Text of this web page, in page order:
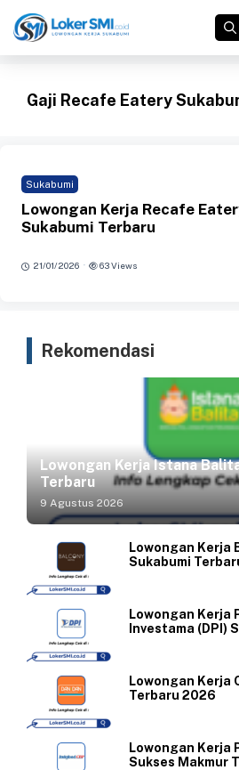
ke
Gaji Recafe Eatery
Sukabumi
Lowongan Kerja Recafe
Sukabumi Terbaru
21/01/2026 · 63 Views
Rekomendasi
Lowongan Kerja Istana
Terbaru
9 Agustus 2026
Lowongan Kerja
Sukabumi
Lowongan Kerja
Investama (DPI)
Lowongan Kerja
Terbaru 2026
Lowongan Kerja
Sukses Makmur